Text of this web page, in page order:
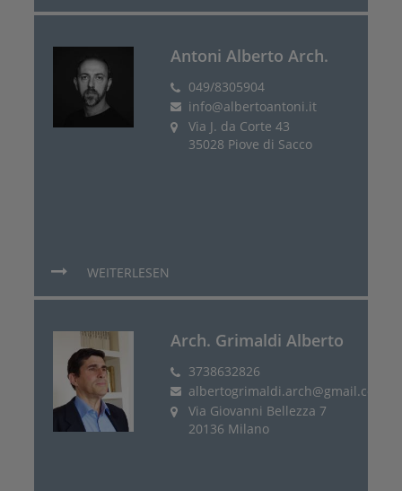
Antoni Alberto Arch.
049/8305904
info@albertoantoni.it
Via J. da Corte 43
35028 Piove di Sacco
WEITERLESEN
Arch. Grimaldi Alberto
3738632826
albertogrimaldi.arch@gmail.com
Via Giovanni Bellezza 7
20136 Milano